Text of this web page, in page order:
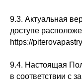
9.3. Актуальная
доступе
https://
9.4. Настоящая
в соответствии с